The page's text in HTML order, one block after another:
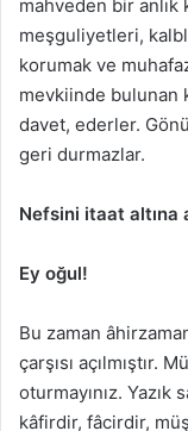
mahveden bir anlık
meşguliyetleri,
korumak ve
mevkiinde bulunan
davet, ederler.
geri durmazlar.
Nefsini itaat altına
Ey oğul!
Bu zaman
çarşısı açılmıştır.
oturmayınız. Yazık
kâfirdir, fâcirdir,